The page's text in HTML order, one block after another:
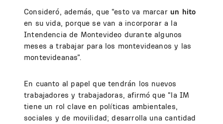
Consideró, además, que “esto va marcar un hito
en su vida, porque se van a incorporar a la
Intendencia de Montevideo durante algunos
meses a trabajar para los montevideanos y las
montevideanas”.
En cuanto al papel que tendrán los nuevos
trabajadores y trabajadoras, afirmó que “la IM
tiene un rol clave en políticas ambientales,
sociales y de movilidad; desarrolla una cantidad